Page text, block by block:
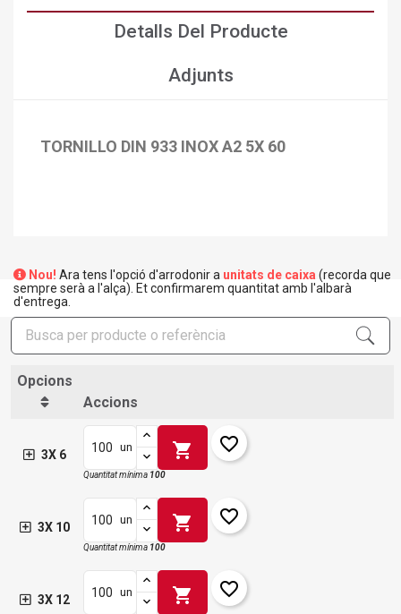
Detalls Del Producte
Adjunts
TORNILLO DIN 933 INOX A2 5X 60
Nou! Ara tens l'opció d'arrodonir a unitats de caixa (recorda que
sempre serà a l'alça). Et confirmarem quantitat amb l'albarà
d'entrega.
Opcions
Accions
3X 6
un shopping_cart favorite_border
Quantitat mínima 100
3X 10
un shopping_cart favorite_border
Quantitat mínima 100
3X 12
un shopping_cart favorite_border